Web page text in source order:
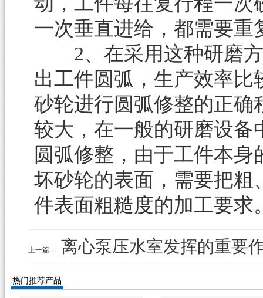
一次垂直进给，都需要重
2、在采用这种研磨方
出工件圆弧，生产效率
砂轮进行圆弧修整的正确
较大，在一般的研磨设备
圆弧修整，由于工件本
坏砂轮的表面，需要把粗
件表面粗糙度的加工要求
上一篇： 离心泵压水室发挥的重要
热门推荐产品